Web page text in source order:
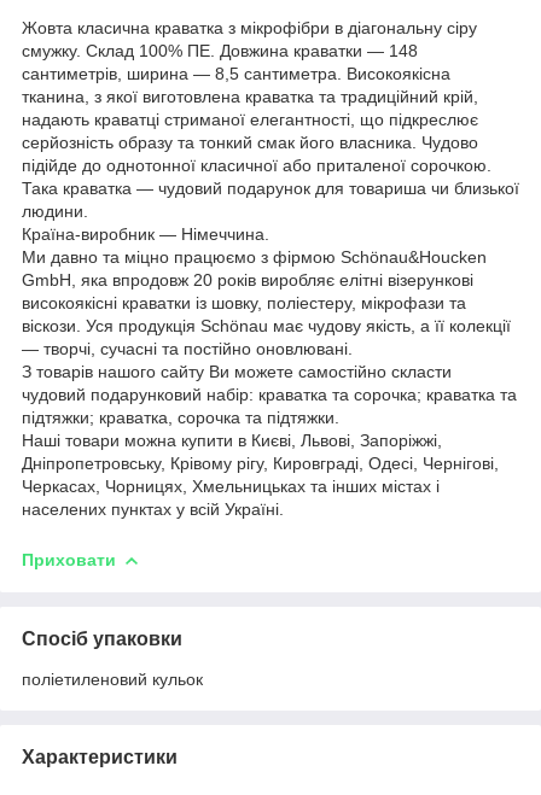
Жовта класична краватка з мікрофібри в діагональну сіру
смужку. Склад 100% ПЕ. Довжина краватки — 148
сантиметрів, ширина — 8,5 сантиметра. Високоякісна
тканина, з якої виготовлена краватка та традиційний крій,
надають краватці стриманої елегантності, що підкреслює
серйозність образу та тонкий смак його власника. Чудово
підійде до однотонної класичної або приталеної сорочкою.
Така краватка — чудовий подарунок для товариша чи близької
людини.
Країна-виробник — Німеччина.
Ми давно та міцно працюємо з фірмою Schönau&Houcken
GmbH, яка впродовж 20 років виробляє елітні візерункові
високоякісні краватки із шовку, поліестеру, мікрофази та
віскози. Уся продукція Schönau має чудову якість, а її колекції
— творчі, сучасні та постійно оновлювані.
З товарів нашого сайту Ви можете самостійно скласти
чудовий подарунковий набір: краватка та сорочка; краватка та
підтяжки; краватка, сорочка та підтяжки.
Наші товари можна купити в Києві, Львові, Запоріжжі,
Дніпропетровську, Крівому рігу, Кировграді, Одесі, Чернігові,
Черкасах, Чорницях, Хмельницьках та інших містах і
населених пунктах у всій Україні.
Приховати
Спосіб упаковки
поліетиленовий кульок
Характеристики